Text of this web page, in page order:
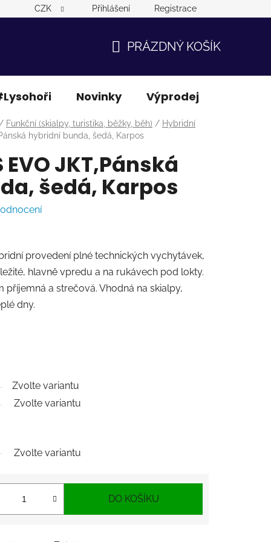
CZK Přihlášení Registrace
KOŠÍK
PRÁZDNÝ KOŠÍK
Novinky Výprodej
/ Funkční (skialpy, turistika, běžky, běh) / Hybridní
hybridní bunda, šedá, Karpos
EVO JKT,Pánská
šedá, Karpos
provedení plné technických vychytávek,
hlavně vpredu a na rukávech pod lokty.
a strečová. Vhodná na skialpy,
dny.
Zvolte variantu
Zvolte variantu
Zvolte variantu
DO KOŠÍKU